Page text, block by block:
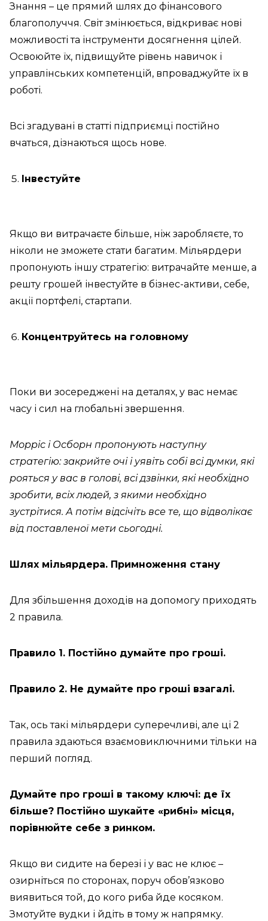
Знання – це прямий шлях до фінансового
благополуччя. Світ змінюється, відкриває нові
можливості та інструменти досягнення цілей.
Освоюйте їх, підвищуйте рівень навичок і
управлінських компетенцій, впроваджуйте їх в
роботі.
Всі згадувані в статті підприємці постійно
вчаться, дізнаються щось нове.
Інвестуйте
Якщо ви витрачаєте більше, ніж заробляєте, то
ніколи не зможете стати багатим. Мільярдери
пропонують іншу стратегію: витрачайте менше, а
решту грошей інвестуйте в бізнес-активи, себе,
акції портфелі, стартапи.
Концентруйтесь на головному
Поки ви зосереджені на деталях, у вас немає
часу і сил на глобальні звершення.
Морріс і Осборн пропонують наступну
стратегію: закрийте очі і уявіть собі всі думки, які
рояться у вас в голові, всі дзвінки, які необхідно
зробити, всіх людей, з якими необхідно
зустрітися. А потім відсічіть все те, що відволікає
від поставленої мети сьогодні.
Шлях мільярдера. Примноження стану
Для збільшення доходів на допомогу приходять
2 правила.
Правило 1. Постійно думайте про гроші.
Правило 2. Не думайте про гроші взагалі.
Так, ось такі мільярдери суперечливі, але ці 2
правила здаються взаємовиключними тільки на
перший погляд.
Думайте про гроші в такому ключі: де їх
більше? Постійно шукайте «рибні» місця,
порівнюйте себе з ринком.
Якщо ви сидите на березі і у вас не клює –
озирніться по сторонах, поруч обов’язково
виявиться той, до кого риба йде косяком.
Змотуйте вудки і йдіть в тому ж напрямку.